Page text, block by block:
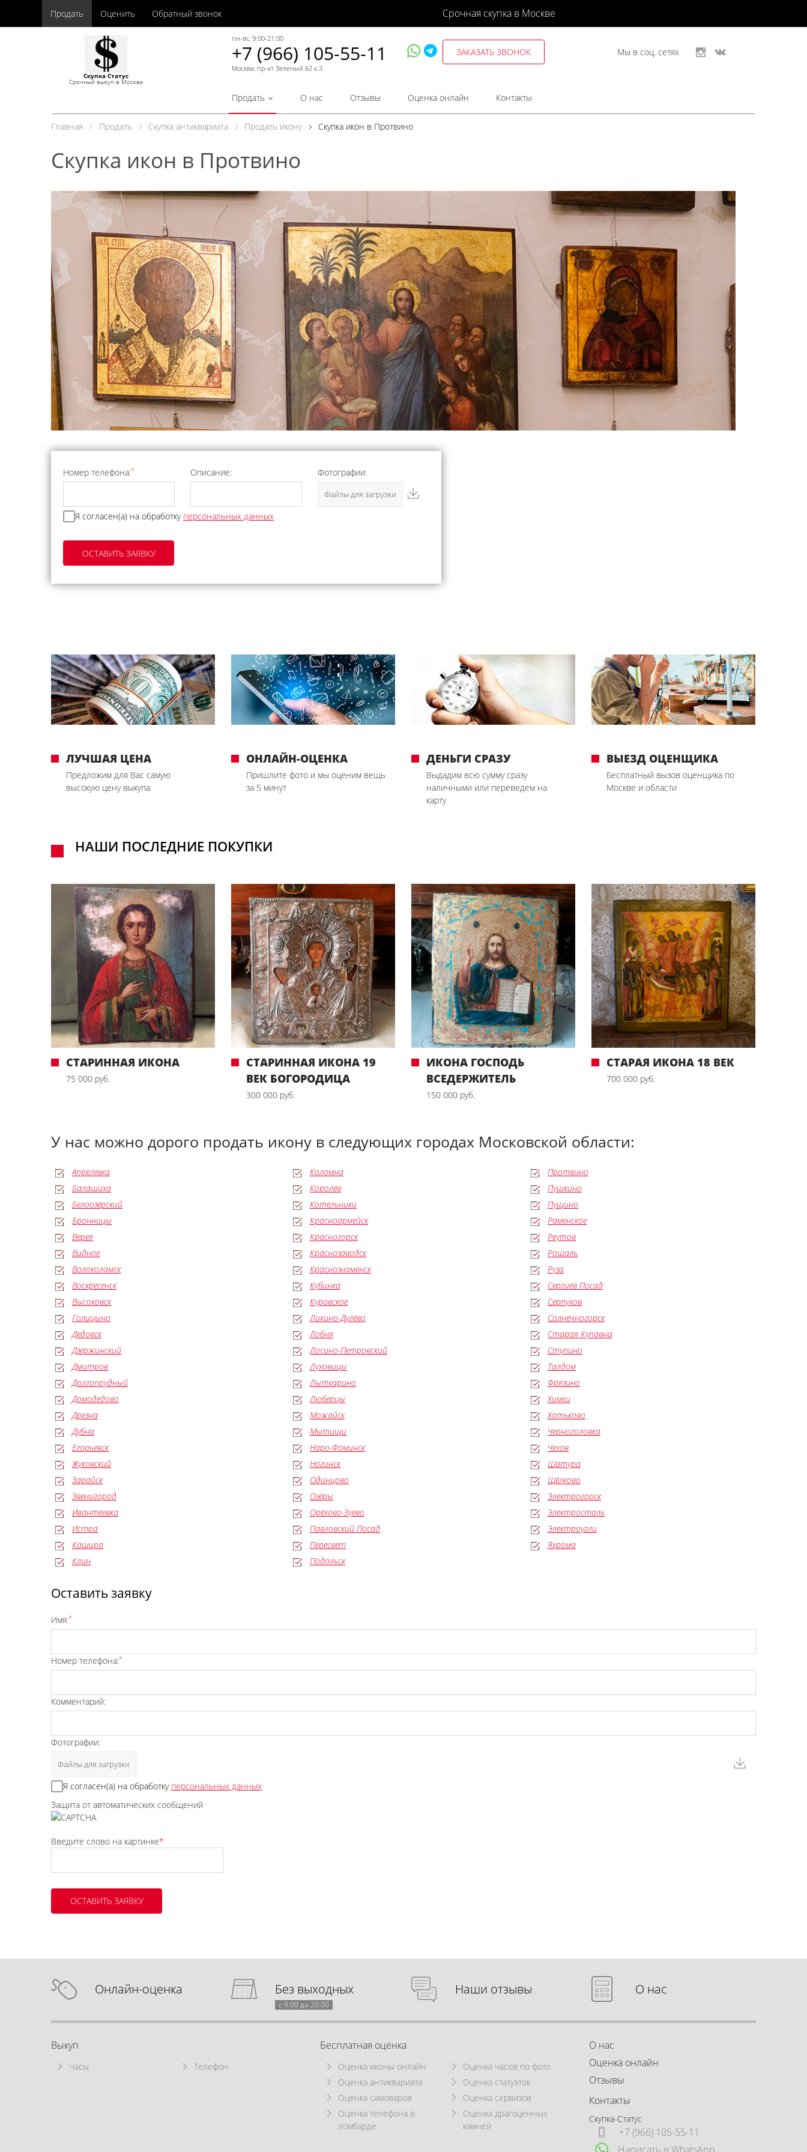
Продать Оценить Обратный звонок Срочная скупка в Москве
Скупка Статус
Срочный выкуп в Москве
пн-вс, 9:00-21:00
+7 (966) 105-55-11
Москва, пр-кт Зеленый 62 к.3
ЗАКАЗАТЬ ЗВОНОК Мы в соц. сетях
Продать О нас Отзывы Оценка онлайн Контакты
Главная Продать Скупка антиквариата Продать икону Скупка икон в Протвино
Скупка икон в Протвино
Номер телефона:* Описание: Фотографии:
Файлы для загрузки
Я согласен(а) на обработку персональных данных
ЛУЧШАЯ ЦЕНА
Предложим для Вас самую
высокую цену выкупа
ОНЛАЙН-ОЦЕНКА
Пришлите фото и мы оценим вещь
за 5 минут
ДЕНЬГИ СРАЗУ
Выдадим всю сумму сразу
наличными или переведем на
карту
ВЫЕЗД ОЦЕНЩИКА
Бесплатный вызов оценщика по
Москве и области
НАШИ ПОСЛЕДНИЕ ПОКУПКИ
СТАРИННАЯ ИКОНА
75 000 руб.
СТАРИННАЯ ИКОНА 19
ВЕК БОГОРОДИЦА
300 000 руб.
ИКОНА ГОСПОДЬ
ВСЕДЕРЖИТЕЛЬ
150 000 руб.
СТАРАЯ ИКОНА 18 ВЕК
700 000 руб.
У нас можно дорого продать икону в следующих городах Московской области:
Апрелевка
Балашиха
Белоозёрский
Бронницы
Верея
Видное
Волоколамск
Воскресенск
Высоковск
Голицыно
Дедовск
Дзержинский
Дмитров
Долгопрудный
Домодедово
Дрезна
Дубна
Егорьевск
Жуковский
Зарайск
Звенигород
Ивантеевка
Истра
Кашира
Клин
Коломна
Королёв
Котельники
Красноармейск
Красногорск
Краснозаводск
Краснознаменск
Кубинка
Куровское
Ликино-Дулёво
Лобня
Лосино-Петровский
Луховицы
Лыткарино
Люберцы
Можайск
Мытищи
Наро-Фоминск
Ногинск
Одинцово
Озёры
Орехово-Зуево
Павловский Посад
Пересвет
Подольск
Протвино
Пушкино
Пущино
Раменское
Реутов
Рошаль
Руза
Сергиев Посад
Серпухов
Солнечногорск
Старая Купавна
Ступино
Талдом
Фрязино
Химки
Хотьково
Черноголовка
Чехов
Шатура
Щёлково
Электрогорск
Электросталь
Электроугли
Яхрома
Оставить заявку
Имя:*
Номер телефона:*
Комментарий:
Фотографии:
Файлы для загрузки
Я согласен(а) на обработку персональных данных
Защита от автоматических сообщений
Введите слово на картинке*
Онлайн-оценка Без выходных
с 9:00 до 20:00
Наши отзывы О нас
Выкуп
Часы Телефон
Бесплатная оценка
Оценка иконы онлайн
Оценка часов по фото
Оценка антиквариата
Оценка статуэток
Оценка самоваров
Оценка сервизов
Оценка телефона в
ломбарде
Оценка драгоценных
камней
О нас
Оценка онлайн
Отзывы
Контакты
Скупка-Статус
+7 (966) 105-55-11